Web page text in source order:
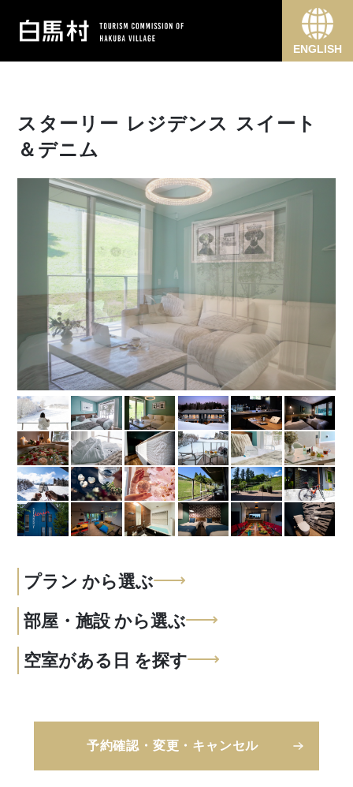
ENGLISH
スターリー レジデンス スイート
＆デニム
プラン から選ぶ
部屋・施設 から選ぶ
空室がある日 を探す
予約確認・変更・キャンセル